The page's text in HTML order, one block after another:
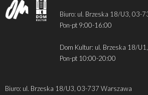
Biuro: ul. Brzeska 18/U3, 03-
Pon-pt 9:00-16:00
Dom Kultur: ul. Brzeska 18/
Pon-pt 10:00-20:00
Biuro: ul. Brzeska 18/U3, 03-737 Warszawa